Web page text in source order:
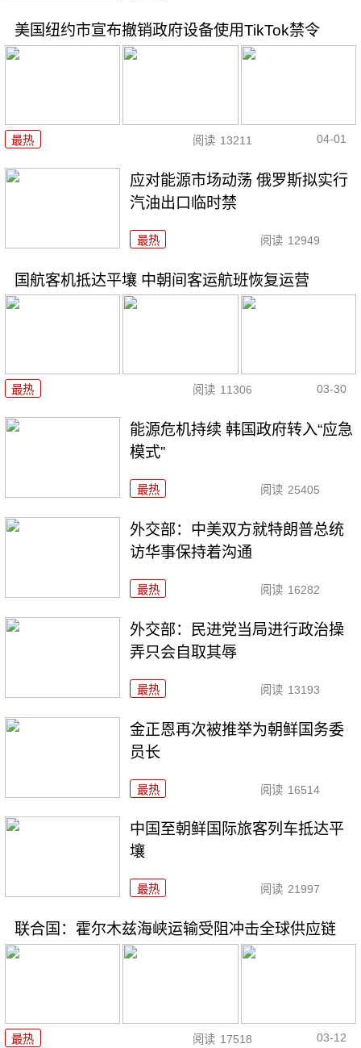
美国纽约市宣布撤销政府设备使用TikTok禁令
最热 阅读 13211 04-01
应对能源市场动荡 俄罗斯拟实行
汽油出口临时禁
最热 阅读 12949
国航客机抵达平壤 中朝间客运航班恢复运营
最热 阅读 11306 03-30
能源危机持续 韩国政府转入“应急
模式”
最热 阅读 25405
外交部：中美双方就特朗普总统
访华事保持着沟通
最热 阅读 16282
外交部：民进党当局进行政治操
弄只会自取其辱
最热 阅读 13193
金正恩再次被推举为朝鲜国务委
员长
最热 阅读 16514
中国至朝鲜国际旅客列车抵达平
壤
最热 阅读 21997
联合国：霍尔木兹海峡运输受阻冲击全球供应链
最热 阅读 17518 03-12